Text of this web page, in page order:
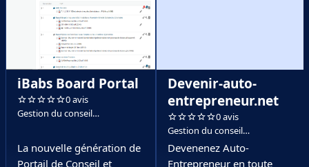
iBabs Board Portal
0 avis
Gestion du conseil
La nouvelle génération de
Portail de Conseil et
Devenir-auto-
entrepreneur.net
0 avis
Gestion du conseil
d'administration
Devenenez Auto-
Entrepreneur en toute